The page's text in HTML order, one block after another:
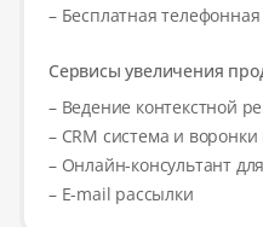
– Бесплатная
Сервисы увеличения
– Ведение контекстной
– CRM система и
– Онлайн-консультант
– E-mail рассылки